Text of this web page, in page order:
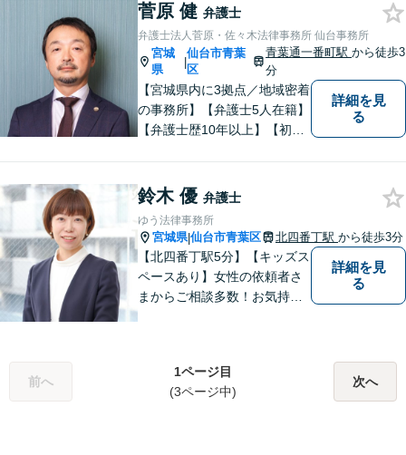
菅原 健 弁護士
弁護士法人菅原・佐々木法律事務所 仙台事務所
宮城
県
|
仙台市青葉
区
青葉通一番町駅から徒歩3
分
【宮城県内に3拠点／地域密着
の事務所】【弁護士5人在籍】
【弁護士歴10年以上】【初回
いう方も、まずはお電話くだ
さい。個人や企業のあらゆる
トラブルに対応【青葉通一番
町駅1分】
詳細を見
る
鈴木 優 弁護士
ゆう法律事務所
宮城県|仙台市青葉区 北四番丁駅 から徒歩3分
【北四番丁駅5分】【キッズス
ペースあり】女性の依頼者さ
まからご相談多数！お気持ち
料請求／親権・養育費【労働
問題】マタハラなど女性特有
詳細を見
る
前へ
1ページ目
(3ページ中)
次へ